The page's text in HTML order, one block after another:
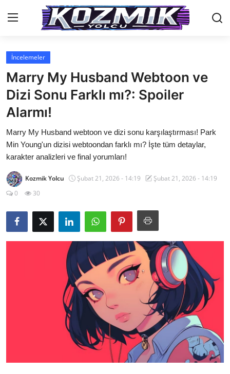
Anasayfa
Genel
İletişim
Anime Önerileri
Kore Dünyası
Anime Karakterleri
Dizi & Film
İncelemeler
Marry My Husband Webtoon ve
Dizi Sonu Farklı mı?: Spoiler
Alarmı!
Marry My Husband webtoon ve dizi sonu karşılaştırması! Park
Min Young'un dizisi webtoondan farklı mı? İşte tüm detaylar,
karakter analizleri ve final yorumları!
Kozmik Yolcu Şubat 21, 2026 - 14:19
Şubat 21, 2026 - 14:19
0
30